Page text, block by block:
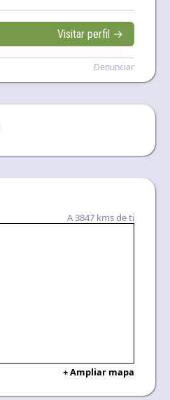
Visitar perfil →
Denunciar
A 3847 kms de ti
+ Ampliar mapa